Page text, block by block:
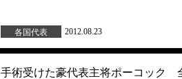
各国代表 2012.08.23
手術受けた豪代表主将ポーコック